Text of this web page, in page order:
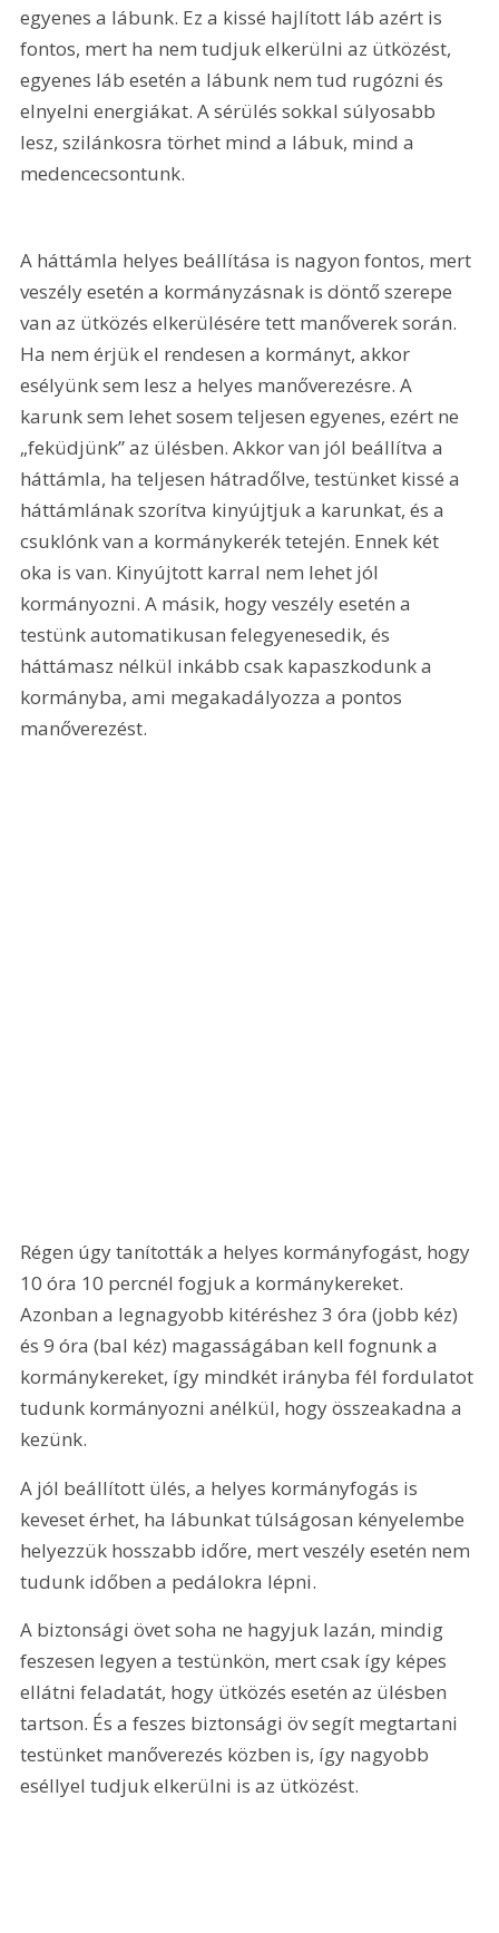
egyenes a lábunk. Ez a kissé hajlított láb azért is
fontos, mert ha nem tudjuk elkerülni az ütközést,
egyenes láb esetén a lábunk nem tud rugózni és
elnyelni energiákat. A sérülés sokkal súlyosabb
lesz, szilánkosra törhet mind a lábuk, mind a
medencecsontunk.
A háttámla helyes beállítása is nagyon fontos, mert
veszély esetén a kormányzásnak is döntő szerepe
van az ütközés elkerülésére tett manőverek során.
Ha nem érjük el rendesen a kormányt, akkor
esélyünk sem lesz a helyes manőverezésre. A
karunk sem lehet sosem teljesen egyenes, ezért ne
„feküdjünk” az ülésben. Akkor van jól beállítva a
háttámla, ha teljesen hátradőlve, testünket kissé a
háttámlának szorítva kinyújtjuk a karunkat, és a
csuklónk van a kormánykerék tetején. Ennek két
oka is van. Kinyújtott karral nem lehet jól
kormányozni. A másik, hogy veszély esetén a
testünk automatikusan felegyenesedik, és
háttámasz nélkül inkább csak kapaszkodunk a
kormányba, ami megakadályozza a pontos
manőverezést.
Régen úgy tanították a helyes kormányfogást, hogy
10 óra 10 percnél fogjuk a kormánykereket.
Azonban a legnagyobb kitéréshez 3 óra (jobb kéz)
és 9 óra (bal kéz) magasságában kell fognunk a
kormánykereket, így mindkét irányba fél fordulatot
tudunk kormányozni anélkül, hogy összeakadna a
kezünk.
A jól beállított ülés, a helyes kormányfogás is
keveset érhet, ha lábunkat túlságosan kényelembe
helyezzük hosszabb időre, mert veszély esetén nem
tudunk időben a pedálokra lépni.
A biztonsági övet soha ne hagyjuk lazán, mindig
feszesen legyen a testünkön, mert csak így képes
ellátni feladatát, hogy ütközés esetén az ülésben
tartson. És a feszes biztonsági öv segít megtartani
testünket manőverezés közben is, így nagyobb
eséllyel tudjuk elkerülni is az ütközést.